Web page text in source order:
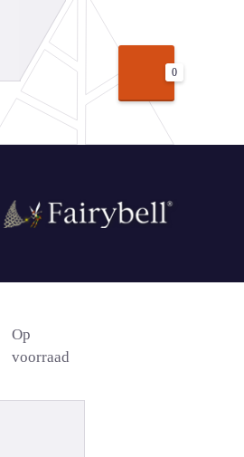
0
Op
voorraad